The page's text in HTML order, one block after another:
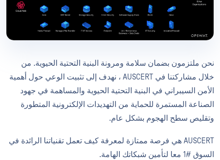
نحن ملتزمون بضمان سلامة ومرونة البنية التحتية الحيوية. من
خلال مشاركتنا في AUSCERT ، نهدف إلى تثبيت الوعي حول أهمية
الأمن السيبراني في البنية التحتية الحيوية والمساهمة في جهود
الصناعة المستمرة للحماية من التهديدات الإلكترونية المتطورة
وتقليص سطح الهجوم بشكل عام.
AUSCERT هي فرصة ممتازة لمعرفة كيف تعمل تقنياتنا الرائدة في
السوق #1 معا لتأمين شبكاتك الهامة.